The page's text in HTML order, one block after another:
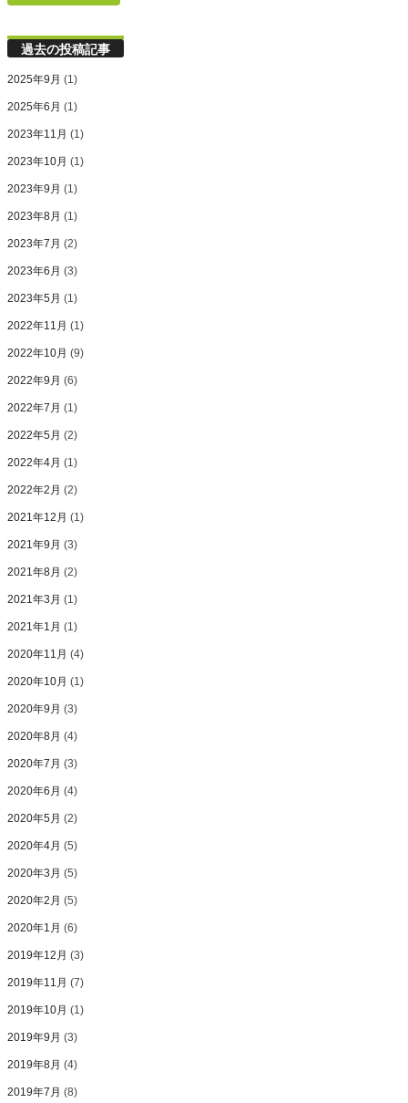
過去の投稿記事
2025年9月 (1)
2025年6月 (1)
2023年11月 (1)
2023年10月 (1)
2023年9月 (1)
2023年8月 (1)
2023年7月 (2)
2023年6月 (3)
2023年5月 (1)
2022年11月 (1)
2022年10月 (9)
2022年9月 (6)
2022年7月 (1)
2022年5月 (2)
2022年4月 (1)
2022年2月 (2)
2021年12月 (1)
2021年9月 (3)
2021年8月 (2)
2021年3月 (1)
2021年1月 (1)
2020年11月 (4)
2020年10月 (1)
2020年9月 (3)
2020年8月 (4)
2020年7月 (3)
2020年6月 (4)
2020年5月 (2)
2020年4月 (5)
2020年3月 (5)
2020年2月 (5)
2020年1月 (6)
2019年12月 (3)
2019年11月 (7)
2019年10月 (1)
2019年9月 (3)
2019年8月 (4)
2019年7月 (8)